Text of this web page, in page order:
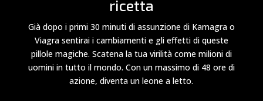
ricetta
Già dopo i primi 30 minuti di assunzione di Kamagra o
Viagra sentirai i cambiamenti e gli effetti di queste
pillole magiche. Scatena la tua virilità come milioni di
uomini in tutto il mondo. Con un massimo di 48 ore di
azione, diventa un leone a letto.